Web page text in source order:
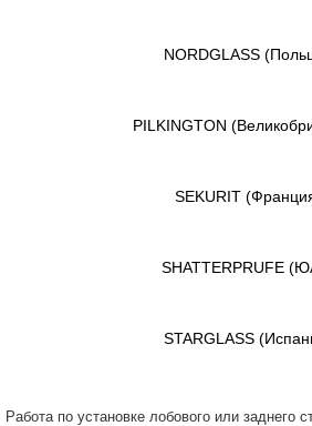
NORDGLASS
PILKINGTON
SEKURIT
SHATTERPRUFE
STARGLASS
Работа по установке лобового или заднего